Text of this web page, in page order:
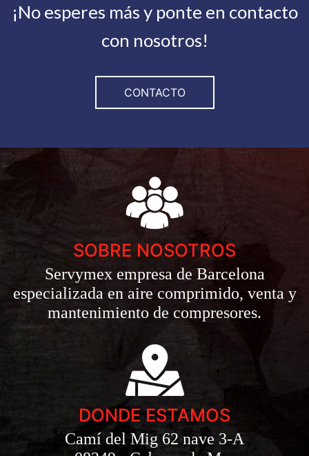
¡No esperes más y ponte en contacto
con nosotros!
CONTACTO
SOBRE NOSOTROS
Servymex empresa de Barcelona
especializada en aire comprimido, venta y
mantenimiento de compresores.
DONDE ESTAMOS
Camí del Mig 62 nave 3-A